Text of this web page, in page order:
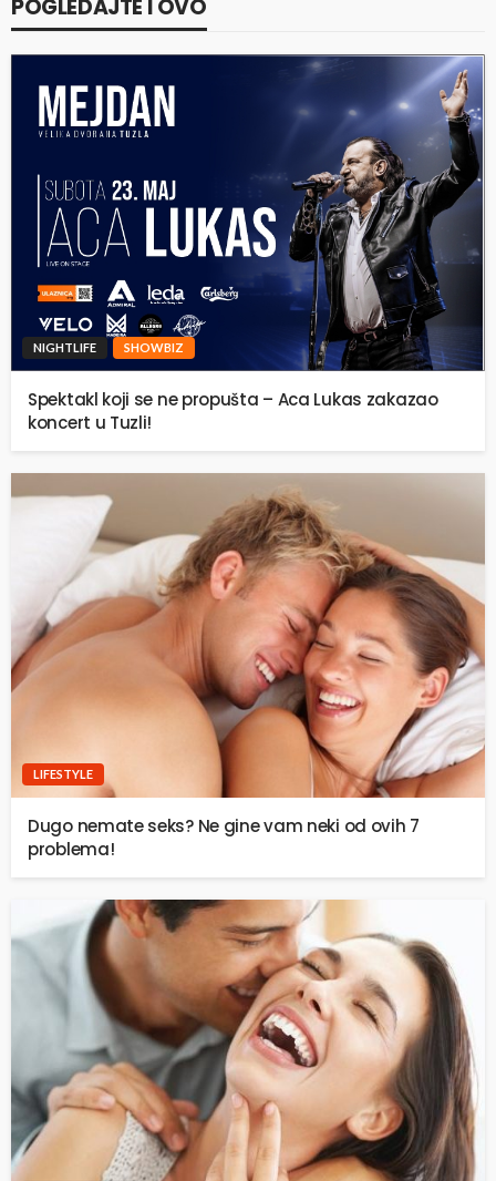
POGLEDAJTE I OVO
NIGHTLIFE SHOWBIZ
Spektakl koji se ne propušta – Aca Lukas zakazao
koncert u Tuzli!
LIFESTYLE
Dugo nemate seks? Ne gine vam neki od ovih 7
problema!